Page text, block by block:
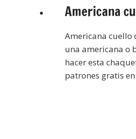
Americana
Americana cuello
una americana o
hacer esta
patrones gratis